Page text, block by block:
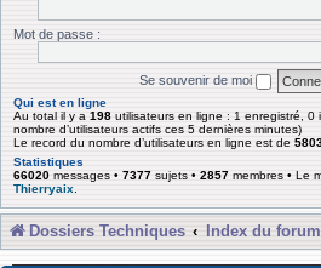
Mot de passe :
Se souvenir de moi
Qui est en ligne
Au total il y a 198 utilisateurs en ligne : 1 enregistré, 0
nombre d’utilisateurs actifs ces 5 dernières minutes)
Le record du nombre d’utilisateurs en ligne est de
Statistiques
66020 messages • 7377 sujets • 2857 membres • Le
Thierryaix
Dossiers Techniques Index du forum